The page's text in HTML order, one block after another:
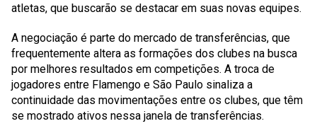
atletas, que buscarão se destacar em suas novas equipes.
A negociação é parte do mercado de transferências, que
frequentemente altera as formações dos clubes na busca
por melhores resultados em competições. A troca de
jogadores entre Flamengo e São Paulo sinaliza a
continuidade das movimentações entre os clubes, que têm
se mostrado ativos nessa janela de transferências.